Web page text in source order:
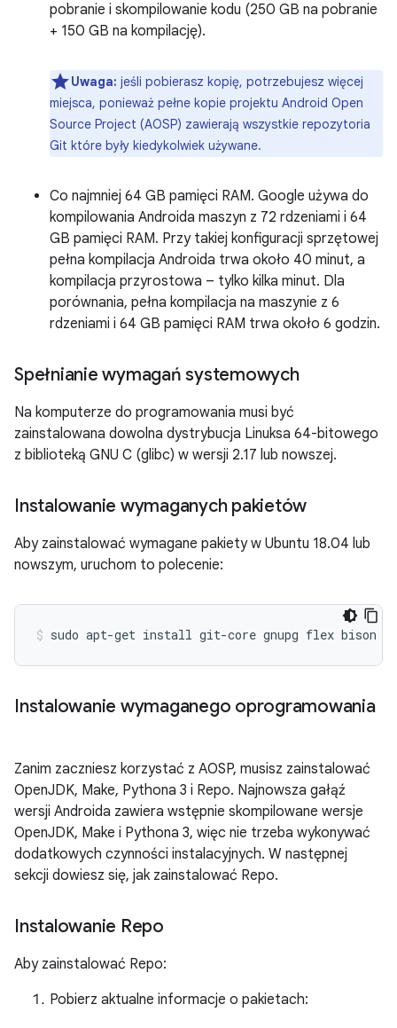
pobranie i skompilowanie kodu (250 GB na pobranie
+ 150 GB na kompilację).
Uwaga: jeśli pobierasz kopię, potrzebujesz więcej
miejsca, ponieważ pełne kopie projektu Android Open
Source Project (AOSP) zawierają wszystkie repozytoria
Git które były kiedykolwiek używane.
Co najmniej 64 GB pamięci RAM. Google używa do
kompilowania Androida maszyn z 72 rdzeniami i 64
GB pamięci RAM. Przy takiej konfiguracji sprzętowej
pełna kompilacja Androida trwa około 40 minut, a
kompilacja przyrostowa – tylko kilka minut. Dla
porównania, pełna kompilacja na maszynie z 6
rdzeniami i 64 GB pamięci RAM trwa około 6 godzin.
Spełnianie wymagań systemowych
Na komputerze do programowania musi być
zainstalowana dowolna dystrybucja Linuksa 64-bitowego
z biblioteką GNU C (glibc) w wersji 2.17 lub nowszej.
Instalowanie wymaganych pakietów
Aby zainstalować wymagane pakiety w Ubuntu 18.04 lub
nowszym, uruchom to polecenie:
sudo apt-get install git-core gnupg flex bison
Instalowanie wymaganego oprogramowania
Zanim zaczniesz korzystać z AOSP, musisz zainstalować
OpenJDK, Make, Pythona 3 i Repo. Najnowsza gałąź
wersji Androida zawiera wstępnie skompilowane wersje
OpenJDK, Make i Pythona 3, więc nie trzeba wykonywać
dodatkowych czynności instalacyjnych. W następnej
sekcji dowiesz się, jak zainstalować Repo.
Instalowanie Repo
Aby zainstalować Repo:
Pobierz aktualne informacje o pakietach: